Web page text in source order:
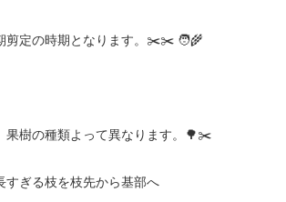
剪定の時期となります。✂️✂️ 🧑‍🌾
果樹の種類よって異なります。🌳✂️
すぎる枝を枝先から基部へ